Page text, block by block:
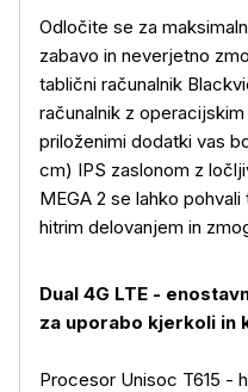
Odločite se za
zabavo in neverjetno
tablični računalnik
računalnik z
priloženimi dodatki vas
cm) IPS zaslonom z
MEGA 2 se lahko
hitrim delovanjem in
Dual 4G LTE -
za uporabo kjerkoli in
Procesor Unisoc T615 -